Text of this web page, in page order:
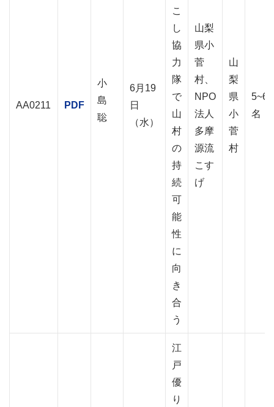
AA0211 PDF
小
島
聡
6月19
日
（水）
こ
し
協
力
隊
で
山
村
の
持
続
可
能
性
に
向
き
合
う
山梨
県小
菅
村、
NPO
法人
多摩
源流
こす
げ
山
梨
県
小
菅
村
5~6
名
江
戸
優
り